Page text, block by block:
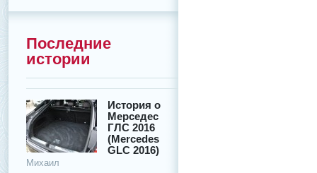
Последние
истории
История о
Мерседес
ГЛС 2016
(Mercedes
GLC 2016)
Михаил